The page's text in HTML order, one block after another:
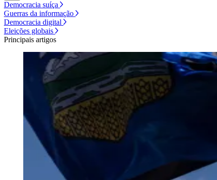
Democracia suíça
Guerras da informação
Democracia digital
Eleições globais
Principais artigos